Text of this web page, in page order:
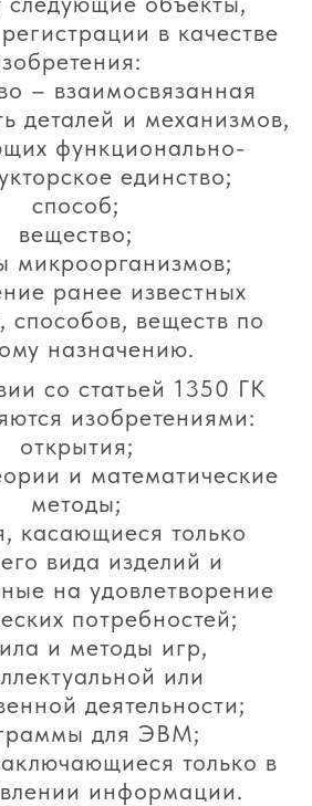
в качестве
– взаимосвязанная
деталей и механизмов,
функционально-
единство;
способ;
вещество;
микроорганизмов;
ранее известных
способов, веществ по
назначению.
со статьей 1350 ГК
изобретениями:
открытия;
и математические
методы;
касающиеся только
вида изделий и
на удовлетворение
потребностей;
и методы игр,
или
деятельности;
для ЭВМ;
только в
информации.